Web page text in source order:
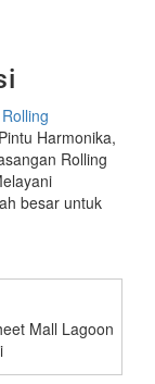
Harmonika,
Rolling
besar untuk
Mall Lagoon